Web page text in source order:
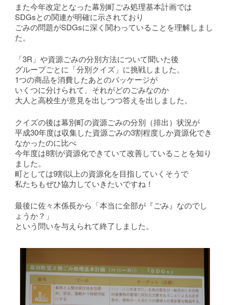
また今年改定となった幕別町ごみ処理基本計画では
SDGsとの関連が明確に示されており
ごみの問題がSDGsに深く関わっていることを理解しまし
た。
「3R」や資源ごみの分別方法について聞いた後
グループごとに「分別クイズ」に挑戦しました。
1つの商品を消費したあとのパッケージが
いくつに分けられて、それがどのごみなのか
大人と高校生が意見を出しつつ答えを出しました。
クイズの後は幕別町の資源ごみの分別（排出）状況が
平成30年度は収集した資源ごみの3割程度しか資源化でき
なかったのに比べ
今年度は8割が資源化できていて改善していることを知り
ました。
町としては9割以上の資源化を目指していくそうで
私たちもぜひ協力していきたいですね！
最後に佐々木係長から「本当に全部が『ごみ』なのでし
ょうか？」
という問いを与えられて終了しました。